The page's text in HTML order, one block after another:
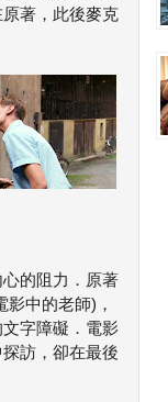
著，此後麥克
的阻力．原著
中的老師)，
字障礙．電影
訪，卻在最後